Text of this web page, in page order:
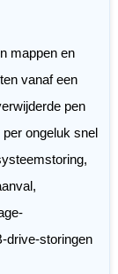
mappen en
vanaf een
pen
ongeluk snel
drive-storingen